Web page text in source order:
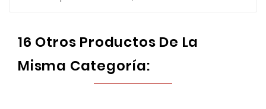
16 Otros Productos De La
Misma Categoría: